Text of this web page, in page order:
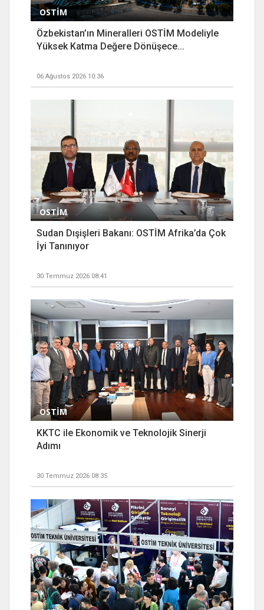
OSTİM
Özbekistan’ın Mineralleri OSTİM Modeliyle
Yüksek Katma Değere Dönüşece...
06 Ağustos 2026 10:36
OSTİM
Sudan Dışişleri Bakanı: OSTİM Afrika’da Çok
İyi Tanınıyor
30 Temmuz 2026 08:41
OSTİM
KKTC ile Ekonomik ve Teknolojik Sinerji
Adımı
30 Temmuz 2026 08:35